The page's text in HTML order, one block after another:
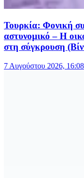
Τουρκία: Φονική
αστυνομικό – Η
στη σύγκρουση
7 Αυγούστου 2026, 16:08